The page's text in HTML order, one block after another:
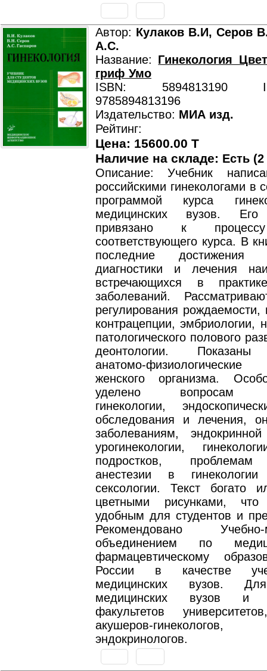
Автор: Кулаков В.И, Серов
А.С.
Название: Гинекология
гриф Умо
ISBN: 5894813190
9785894813196
Издательство: МИА изд.
Рейтинг:
Цена: 15600.00 T
Наличие на складе: Есть
Описание: Учебник
российскими гинекологами в
программой курса
медицинских вузов. Его
привязано к
соответствующего курса. В
последние
диагностики и лечения
встречающихся в
заболеваний.
регулирования рождаемости,
контрацепции, эмбриологии,
патологического полового
деонтологии. Показаны
анатомо-физиологические
женского организма.
уделено вопросам
гинекологии,
обследования и лечения,
заболеваниям, эндокринной
урогинекологии,
подростков, проблемам
анестезии в
сексологии. Текст богато
цветными рисунками,
удобным для студентов и
Рекомендовано Учебно-
объединением по
фармацевтическому
России в качестве
медицинских вузов.
медицинских вузов и
факультетов
акушеров-
эндокринологов.